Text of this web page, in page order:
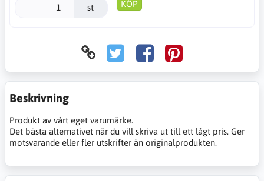
st KÖP
Beskrivning
Produkt av vårt eget varumärke.
Det bästa alternativet när du vill skriva ut till ett lågt pris. Ger
motsvarande eller fler utskrifter än originalprodukten.